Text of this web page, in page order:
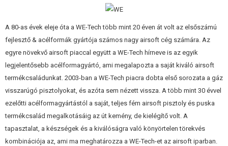
A 80-as évek eleje óta a WE-Tech több mint 20 éven át volt az elsőszámú
fejlesztő & acélformák gyártója számos nagy airsoft cég számára. Az
egyre növekvő airsoft piaccal együtt a WE-Tech hírneve is az egyik
legjelentősebb acélformagyártó, ami megalapozta a saját kiváló airsoft
termékcsaládunkat. 2003-ban a WE-Tech piacra dobta első sorozata a gáz
visszarúgó pisztolyokat, és azóta sem nézett vissza. A több mint 30 évvel
ezelőtti acélformagyártástól a saját, teljes fém airsoft pisztoly és puska
termékcsalád megalkotásáig az út kemény, de kielégítő volt. A
tapasztalat, a készségek és a kiválóságra való könyörtelen törekvés
kombinációja az, ami ma meghatározza a WE-Tech-et az airsoft iparban.